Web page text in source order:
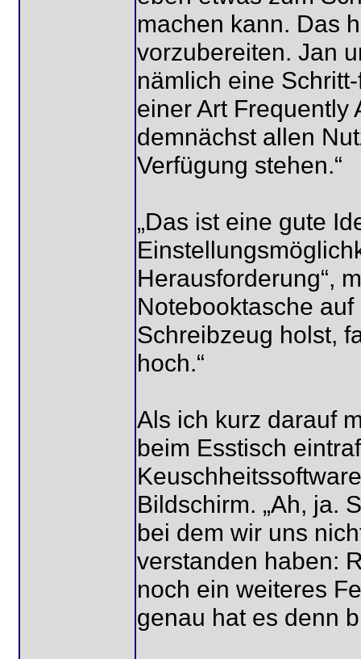
machen kann. Das
vorzubereiten. Jan
nämlich eine
einer Art Frequently
demnächst allen
Verfügung stehen.“
„Das ist eine gute
Herausforderung“,
Notebooktasche
Schreibzeug holst,
hoch.“
Als ich kurz darauf
beim Esstisch
Bildschirm. „Ah, ja.
bei dem wir uns
verstanden haben:
noch ein weiteres
genau hat es denn